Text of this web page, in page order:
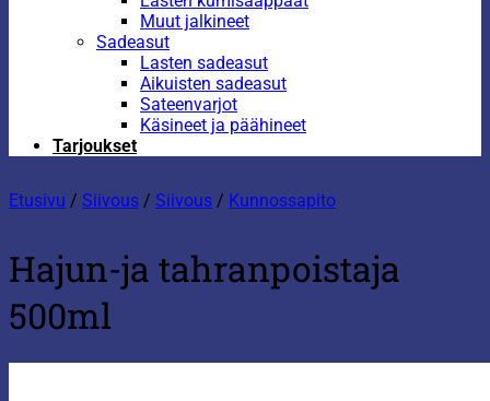
Muut jalkineet
Sadeasut
Lasten sadeasut
Aikuisten sadeasut
Sateenvarjot
Käsineet ja päähineet
Tarjoukset
Etusivu / Siivous / Siivous / Kunnossapito
Hajun-ja tahranpoistaja
500ml